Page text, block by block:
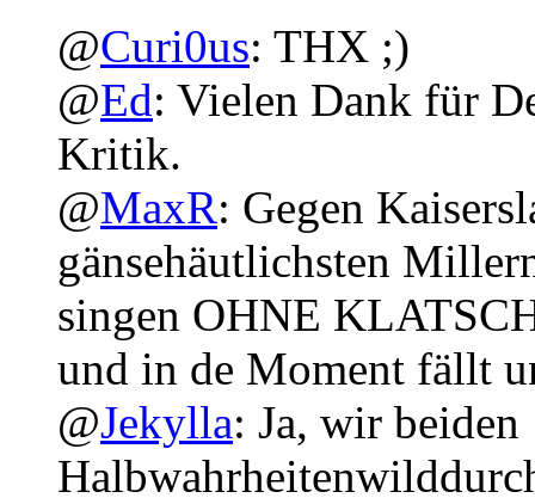
@Curi0us: THX ;)
@Ed: Vielen Dank für
Kritik.
@MaxR: Gegen
gänsehäutlichsten
singen OHNE
und in de Moment fällt
@Jekylla: Ja, wir beiden